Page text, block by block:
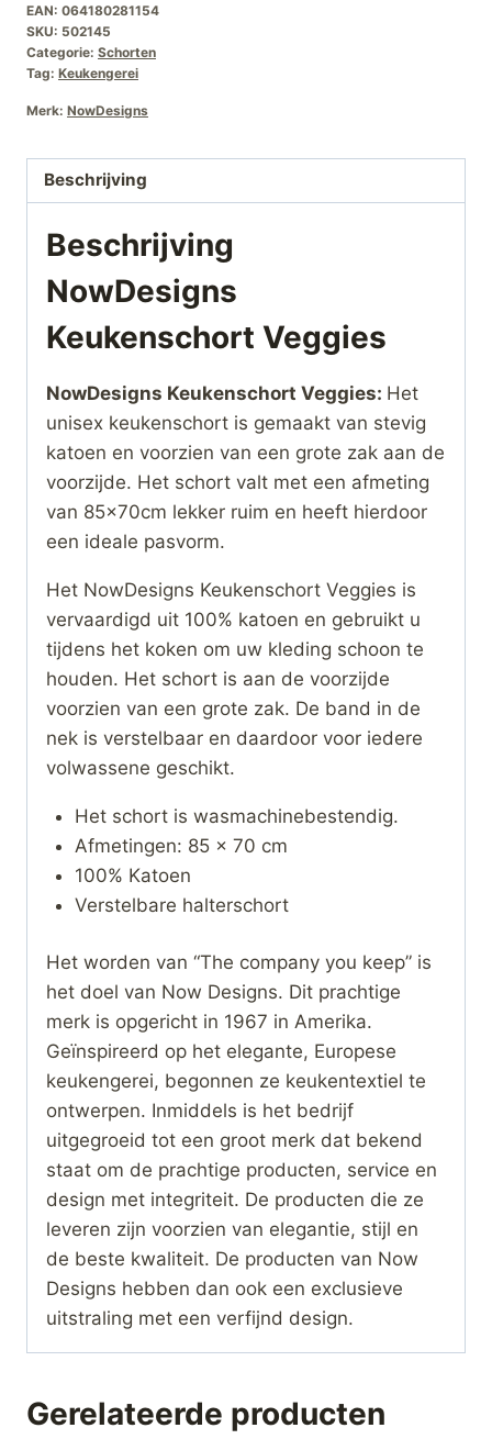
EAN: 064180281154
SKU: 502145
Categorie: Schorten
Tag: Keukengerei
Merk: NowDesigns
Beschrijving
Beschrijving
NowDesigns
Keukenschort Veggies
NowDesigns Keukenschort Veggies: Het
unisex keukenschort is gemaakt van stevig
katoen en voorzien van een grote zak aan de
voorzijde. Het schort valt met een afmeting
van 85x70cm lekker ruim en heeft hierdoor
een ideale pasvorm.
Het NowDesigns Keukenschort Veggies is
vervaardigd uit 100% katoen en gebruikt u
tijdens het koken om uw kleding schoon te
houden. Het schort is aan de voorzijde
voorzien van een grote zak. De band in de
nek is verstelbaar en daardoor voor iedere
volwassene geschikt.
Het schort is wasmachinebestendig.
Afmetingen: 85 x 70 cm
100% Katoen
Verstelbare halterschort
Het worden van “The company you keep” is
het doel van Now Designs. Dit prachtige
merk is opgericht in 1967 in Amerika.
Geïnspireerd op het elegante, Europese
keukengerei, begonnen ze keukentextiel te
ontwerpen. Inmiddels is het bedrijf
uitgegroeid tot een groot merk dat bekend
staat om de prachtige producten, service en
design met integriteit. De producten die ze
leveren zijn voorzien van elegantie, stijl en
de beste kwaliteit. De producten van Now
Designs hebben dan ook een exclusieve
uitstraling met een verfijnd design.
Gerelateerde producten